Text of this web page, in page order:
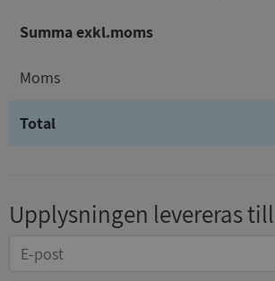
Summa exkl.moms
Moms
Total
Upplysningen levereras till